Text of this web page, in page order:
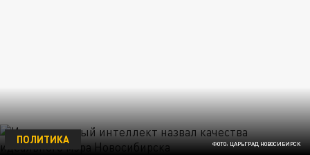
ФОТО: ЦАРЬГРАД НОВОСИБИРСК
ПОЛИТИКА